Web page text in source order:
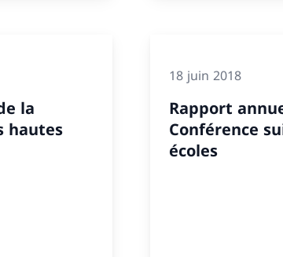
la
hautes
18 juin 2018
Rapport
Conférence
écoles